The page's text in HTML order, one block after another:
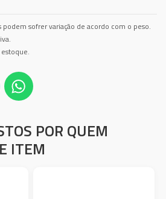
podem sofrer variação de acordo com o peso.
POR QUEM
ITEM